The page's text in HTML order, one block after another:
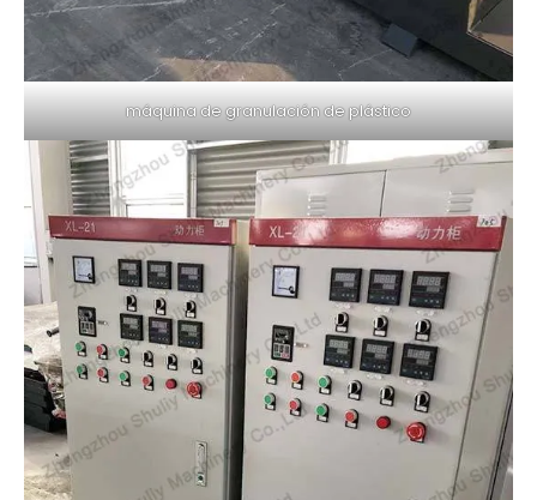
máquina de granulación de plástico